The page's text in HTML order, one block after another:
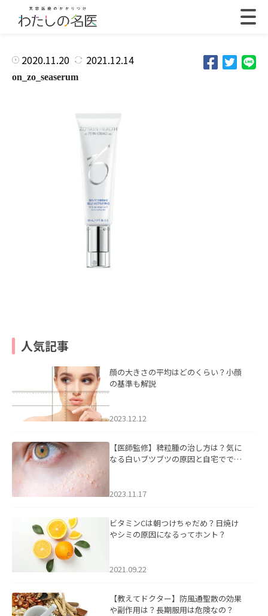
2020.11.20 2021.12.14
on_zo_seaserum
人気記事
顔の大きさの平均はどのくらい？小顔
の基準も解説
2023.12.12
【医師監修】稗粒腫の治し方は？気に
なる白いブツブツの原因と自宅ででき
2023.11.17
ビタミンCは朝つけちゃだめ？日焼け
やシミの原因になるってホント？
2021.09.22
【教えてドクター】防風通聖散の効果
や副作用は？長期服用は危険なの？